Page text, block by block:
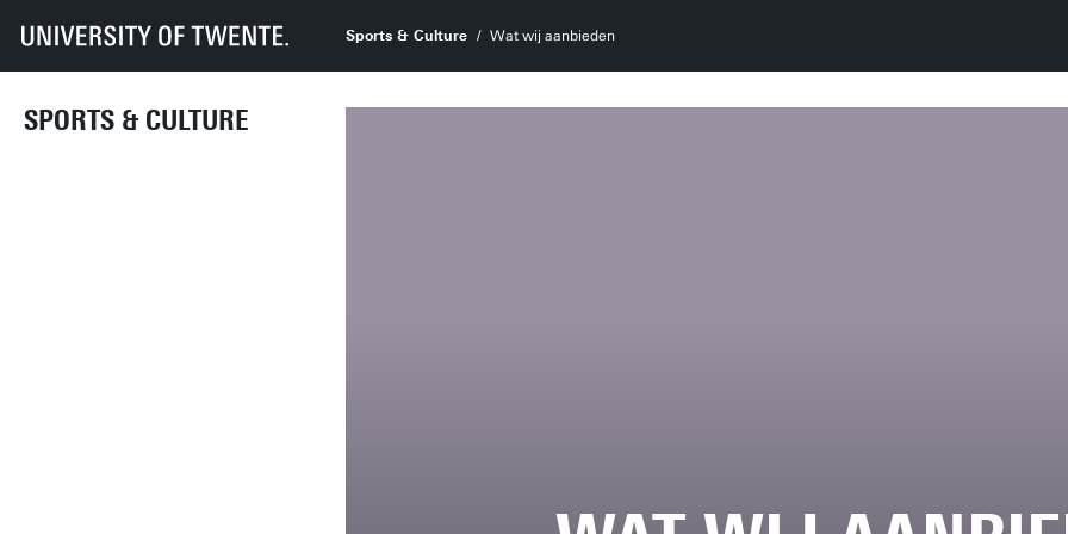
SPORTS & CULTURE
Sports & Culture Wat wij aanbieden